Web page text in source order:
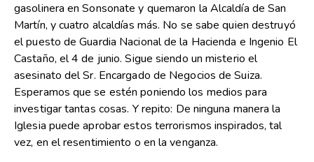
gasolinera en Sonsonate y quemaron la Alcaldía de San
Martín, y cuatro alcaldías más. No se sabe quien destruyó
el puesto de Guardia Nacional de la Hacienda e Ingenio El
Castaño, el 4 de junio. Sigue siendo un misterio el
asesinato del Sr. Encargado de Negocios de Suiza.
Esperamos que se estén poniendo los medios para
investigar tantas cosas. Y repito: De ninguna manera la
Iglesia puede aprobar estos terrorismos inspirados, tal
vez, en el resentimiento o en la venganza.